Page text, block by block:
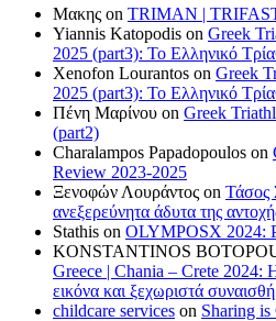
Μακης on TRIMAN |
Yiannis Katopodis on Greek
2025 (part3): Το Ελληνικό
Xenofon Lourantos on Greek
2025 (part3): Το Ελληνικό
Πένη Μαρίνου on Greek
(part2)
Charalampos Papadopoulos on
Review 2023-2025
Ξενοφών Λουράντος on Τάσος
ανεξερεύνητα άδυτα της
Stathis on OLYMPOSX 2024:
KONSTANTINOS
Greece | Chania – Crete 2024:
εικόνα και ξεχωριστά
childcare services on Sharing is